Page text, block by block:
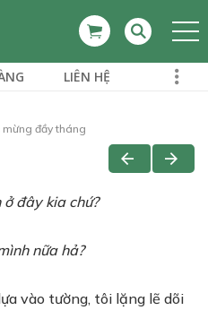
LIÊN HỆ
mừng đầy tháng
đây kia chứ?
nữa hả?
vào tường, tôi lặng lẽ dõi